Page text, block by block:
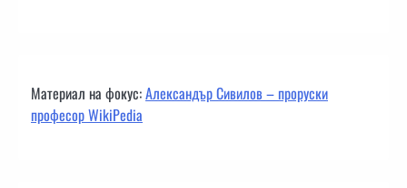
Материал на фокус:Александър Сивилов – проруски
професор WikiPedia